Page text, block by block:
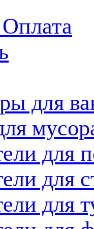
для
для
для
для